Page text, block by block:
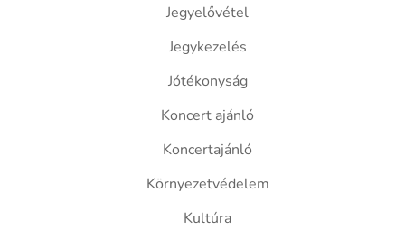
Jegyelővétel
Jegykezelés
Jótékonyság
Koncert ajánló
Koncertajánló
Környezetvédelem
Kultúra